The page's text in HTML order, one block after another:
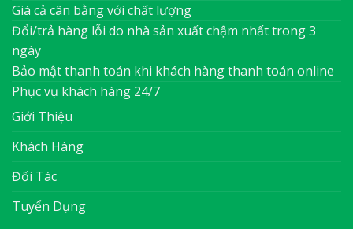
Giá cả cân bằng với chất lượng
Đổi/trả hàng lỗi do nhà sản xuất chậm nhất trong 3
ngày
Bảo mật thanh toán khi khách hàng thanh toán online
Phục vụ khách hàng 24/7
Giới Thiệu
Khách Hàng
Đối Tác
Tuyển Dụng